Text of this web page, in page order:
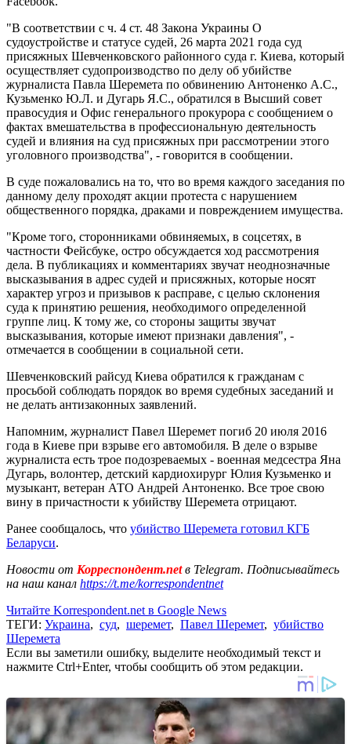
"В соответствии с ч. 4 ст. 48 Закона Украины О
судоустройстве и статусе судей, 26 марта 2021 года суд
присяжных Шевченковского районного суда г. Киева, который
осуществляет судопроизводство по делу об убийстве
журналиста Павла Шеремета по обвинению Антоненко А.С.,
Кузьменко Ю.Л. и Дугарь Я.С., обратился в Высший совет
правосудия и Офис генерального прокурора с сообщением о
фактах вмешательства в профессиональную деятельность
судей и влияния на суд присяжных при рассмотрении этого
уголовного производства", - говорится в сообщении.
В суде пожаловались на то, что во время каждого заседания по
данному делу проходят акции протеста с нарушением
общественного порядка, драками и повреждением имущества.
"Кроме того, сторонниками обвиняемых, в соцсетях, в
частности Фейсбуке, остро обсуждается ход рассмотрения
дела. В публикациях и комментариях звучат неоднозначные
высказывания в адрес судей и присяжных, которые носят
характер угроз и призывов к расправе, с целью склонения
суда к принятию решения, необходимого определенной
группе лиц. К тому же, со стороны защиты звучат
высказывания, которые имеют признаки давления", -
отмечается в сообщении в социальной сети.
Шевченковский райсуд Киева обратился к гражданам с
просьбой соблюдать порядок во время судебных заседаний и
не делать антизаконных заявлений.
Напомним, журналист Павел Шеремет погиб 20 июля 2016
года в Киеве при взрыве его автомобиля. В деле о взрыве
журналиста есть трое подозреваемых - военная медсестра Яна
Дугарь, волонтер, детский кардиохирург Юлия Кузьменко и
музыкант, ветеран АТО Андрей Антоненко. Все трое свою
вину в причастности к убийству Шеремета отрицают.
Ранее сообщалось, что убийство Шеремета готовил КГБ
Беларуси.
Новости от Корреспондент.netв Telegram. Подписывайтесь
на наш канал https://t.me/korrespondentnet
Читайте Korrespondent.net в Google News
ТЕГИ: Украина, суд, шеремет, Павел Шеремет, убийство
Шеремета
Если вы заметили ошибку, выделите необходимый текст и
нажмите Ctrl+Enter, чтобы сообщить об этом редакции.